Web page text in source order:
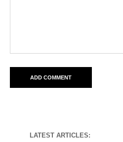
LATEST ARTICLES: